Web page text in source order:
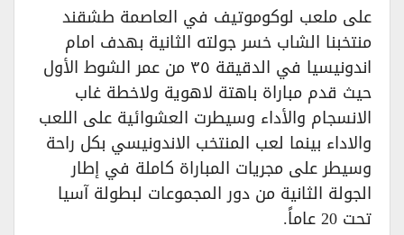
على ملعب لوكوموتيف في العاصمة طشقند
منتخبنا الشاب خسر جولته الثانية بهدف امام
اندونيسيا في الدقيقة ٣٥ من عمر الشوط الأول
حيث قدم مباراة باهتة لاهوية ولاخطة غاب
الانسجام والأداء وسيطرت العشوائية على اللعب
والاداء بينما لعب المنتخب الاندونيسي بكل راحة
وسيطر على مجريات المباراة كاملة في إطار
الجولة الثانية من دور المجموعات لبطولة آسيا
تحت 20 عاماً.